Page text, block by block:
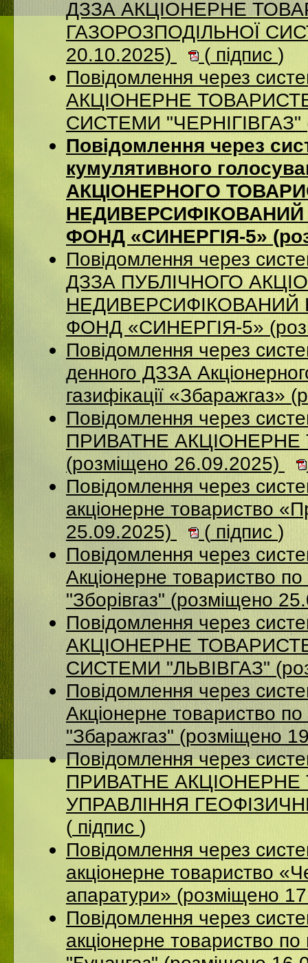
ДЗЗА АКЦІОНЕРНЕ
ГАЗОРОЗПОДІЛЬНОЇ
20.10.2025)
( підпис )
Повідомлення через
АКЦІОНЕРНЕ
СИСТЕМИ "ЧЕРНІГІВГАЗ"
Повідомлення через
кумулятивного
АКЦІОНЕРНОГО
ФОНД «СИНЕРГІЯ-5»
Повідомлення через
ДЗЗА ПУБЛІЧНОГО
НЕДИВЕРСИФІКОВАНИЙ
ФОНД «СИНЕРГІЯ-5»
Повідомлення через
денного ДЗЗА
газифікації
Повідомлення через
ПРИВАТНЕ
(розміщено 26.09.2025)
Повідомлення через
акціонерне товариство
25.09.2025)
( підпис )
Повідомлення через
Акціонерне товариство по
"Зборівгаз" (розміщено
Повідомлення через
АКЦІОНЕРНЕ
СИСТЕМИ "ЛЬВІВГАЗ"
Повідомлення через
Акцiонерне товариство по
"Збаражгаз" (розміщено
Повідомлення через
ПРИВАТНЕ
УПРАВЛІННЯ
( підпис )
Повідомлення через
акціонерне товариство
апаратури» (розміщено
Повідомлення через
акціонерне товариство по